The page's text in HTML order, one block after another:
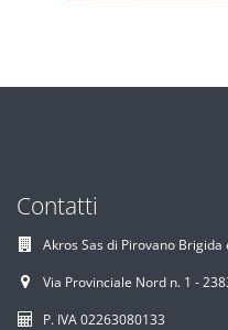
Contatti
Akros Sas di Pirovano Brigida
Via Provinciale Nord n. 1 -
P. IVA 02263080133